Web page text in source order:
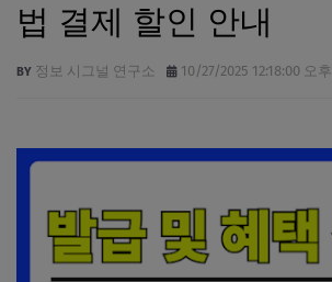
법 결제 할인 안내
정보 시그널 연구소 10/27/2025 12:18:00 오후